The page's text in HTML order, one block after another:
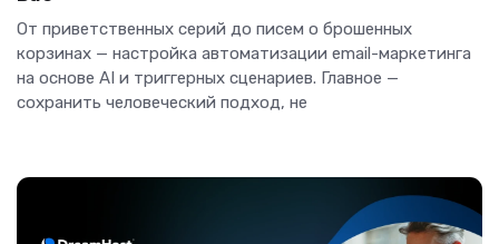
От приветственных серий до писем о брошенных
корзинах — настройка автоматизации email-маркетинга
на основе AI и триггерных сценариев. Главное —
сохранить человеческий подход, не